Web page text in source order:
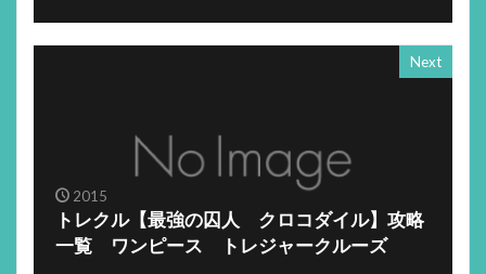
Next
2015
トレクル【最強の囚人 クロコダイル】攻略
一覧 ワンピース トレジャークルーズ